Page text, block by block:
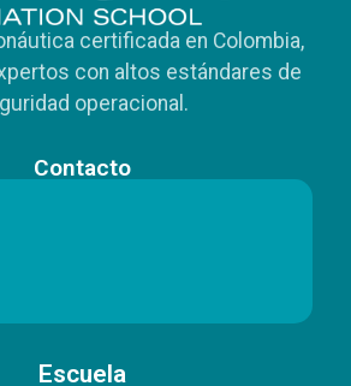
certificada en Colombia,
con altos estándares de
operacional.
Escuela
Contacto
Atención
Medellín
Atención
Medellín
Atención
Medellín